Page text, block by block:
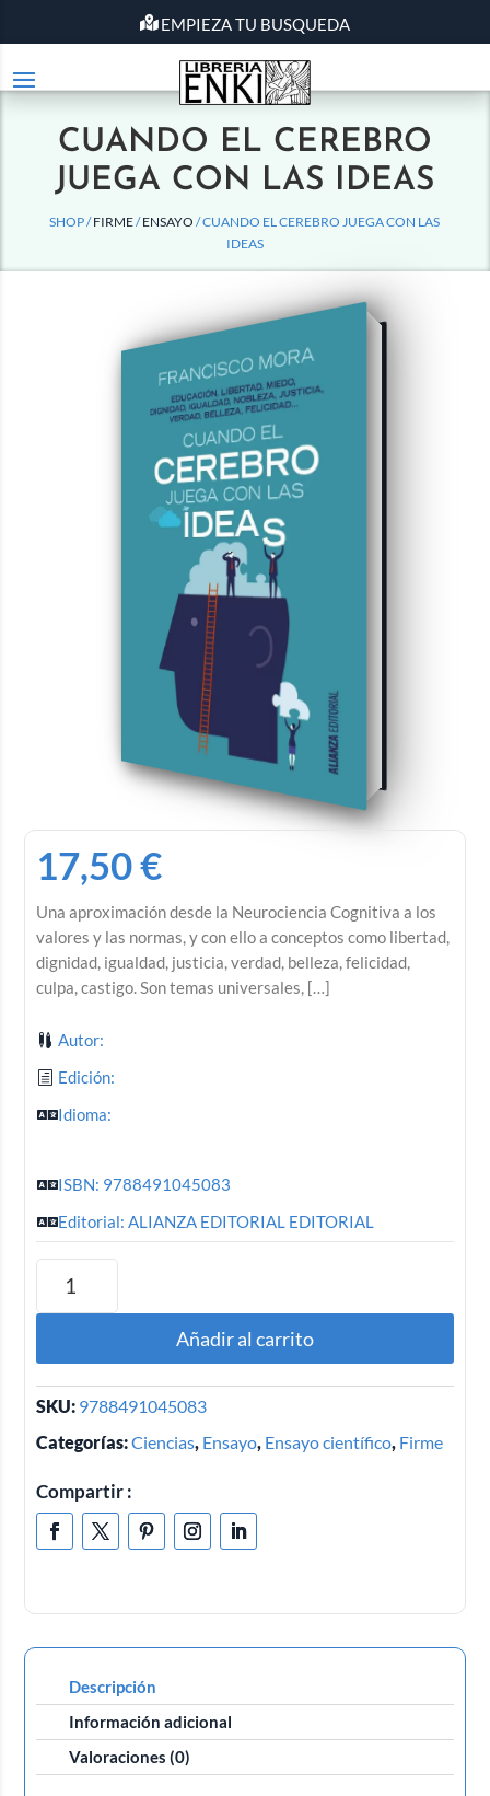
EMPIEZA TU BUSQUEDA
CUANDO EL CEREBRO
JUEGA CON LAS IDEAS
SHOP /FIRME/ENSAYO / CUANDO EL CEREBRO JUEGA CON LAS
IDEAS
17,50€
Una aproximación desde la Neurociencia Cognitiva a los
valores y las normas, y con ello a conceptos como libertad,
dignidad, igualdad, justicia, verdad, belleza, felicidad,
culpa, castigo. Son temas universales, […]
Autor:
Edición:
Idioma:
ISBN: 9788491045083
Editorial: ALIANZA EDITORIAL EDITORIAL
Añadir al carrito
SKU: 9788491045083
Categorías:Ciencias, Ensayo, Ensayo científico, Firme
Compartir :
Descripción
Información adicional
Valoraciones (0)